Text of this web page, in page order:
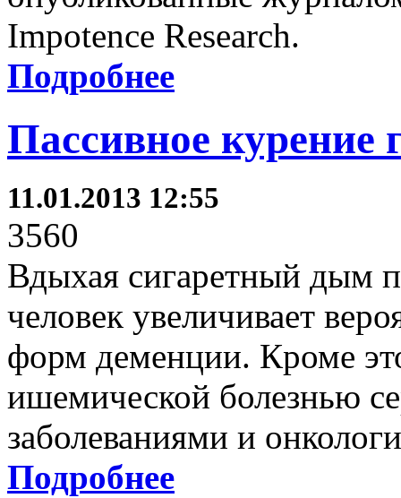
Impotence Research.
Подробнее
Пассивное курение
11.01.2013 12:55
3560
Вдыхая сигаретный дым
человек увеличивает
форм деменции. Кроме
ишемической болезнью
заболеваниями и
Подробнее